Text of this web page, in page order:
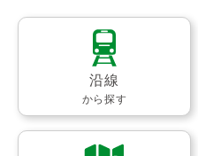
沿線
から探す